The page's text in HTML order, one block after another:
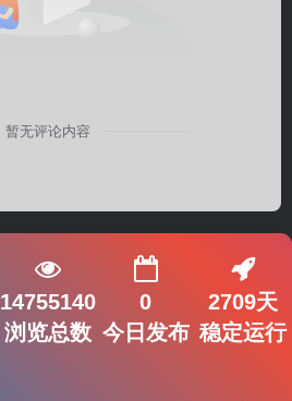
暂无评论内容
14755140
浏览总数
0
今日发布
2709天
稳定运行